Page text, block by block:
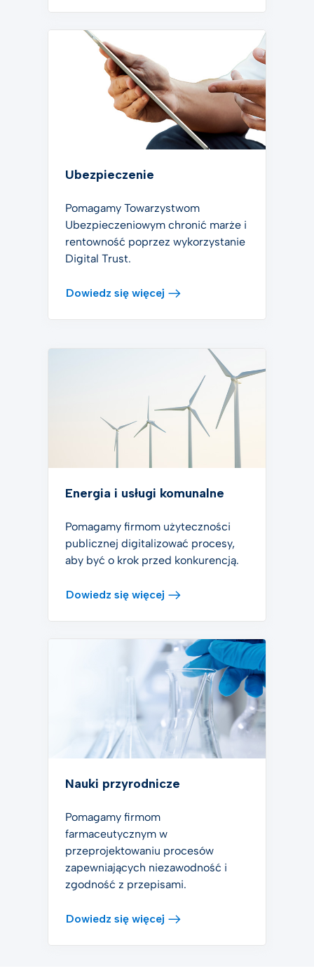
Ubezpieczenie
Pomagamy Towarzystwom
Ubezpieczeniowym chronić marże i
rentowność poprzez wykorzystanie
Digital Trust.
Dowiedz się więcej
Energia i usługi komunalne
Pomagamy firmom użyteczności
publicznej digitalizować procesy,
aby być o krok przed konkurencją.
Dowiedz się więcej
Nauki przyrodnicze
Pomagamy firmom
farmaceutycznym w
przeprojektowaniu procesów
zapewniających niezawodność i
zgodność z przepisami.
Dowiedz się więcej